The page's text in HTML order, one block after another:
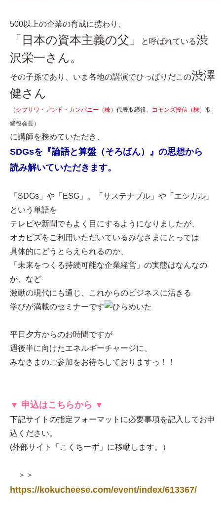
500以上の企業の育成に携わり、
「日本の資本主義の父」 と呼ばれている渋
沢栄一さん。
その子孫であり、いま各地の講演でひっぱりだこの渋澤
健さん
（ シブサワ・アンド・カンパニー（株） 代表取締役、 コモンズ投信（株） 取
締役会長）
に講師を務めていただき、
SDGsを『論語と算盤（そろばん）』の思想から
読み解いていただきます。
「SDGs」や「ESG」、「サステナブル」や「エシカル」
という単語を
テレビや新聞でもよく目にするようになりましたが、
オカビズをご利用いただいているみなさまにとっては
具体的にどうとらえられるのか、
「未来をつくる持続可能な企業経営」の実態はなんなの
か、など
激動の現代にも通じ、これからのビジネスに活きる
学びが満載のセミナーです
平日夕方からのお時間ですが
週後半に向けたエネルギーチャージに、
みなさまのご参加をお待ちしておりますっ！！
▼ 申込はこちらから ▼
下記サイトの指定フォーマットに必要事項を記入してお申
込ください。
(外部サイト「こくちーず」に移動します。）
＞＞
https://kokucheese.com/event/index/613367/